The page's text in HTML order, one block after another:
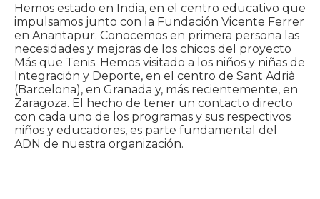
Hemos estado en India, en el centro educativo que
impulsamos junto con la Fundación Vicente Ferrer
en Anantapur. Conocemos en primera persona las
necesidades y mejoras de los chicos del proyecto
Más que Tenis. Hemos visitado a los niños y niñas de
Integración y Deporte, en el centro de Sant Adrià
(Barcelona), en Granada y, más recientemente, en
Zaragoza. El hecho de tener un contacto directo
con cada uno de los programas y sus respectivos
niños y educadores, es parte fundamental del
ADN de nuestra organización.